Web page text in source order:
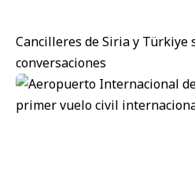
Cancilleres de Siria y Türkiye
conversaciones